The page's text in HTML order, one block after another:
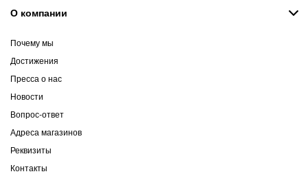
О компании
Почему мы
Достижения
Пресса о нас
Новости
Вопрос-ответ
Адреса магазинов
Реквизиты
Контакты